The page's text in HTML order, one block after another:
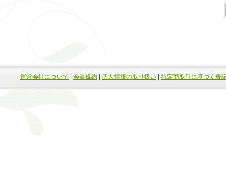
運営会社について 会員規約 個人情報の取り扱い 特定商取引に基づく表